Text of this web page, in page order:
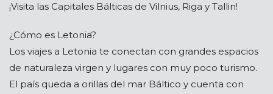
¡Visita las Capitales Bálticas de Vilnius, Riga y Tallin!
¿Cómo es Letonia?
Los viajes a Letonia te conectan con grandes espacios
de naturaleza virgen y lugares con muy poco turismo.
El país queda a orillas del mar Báltico y cuenta con